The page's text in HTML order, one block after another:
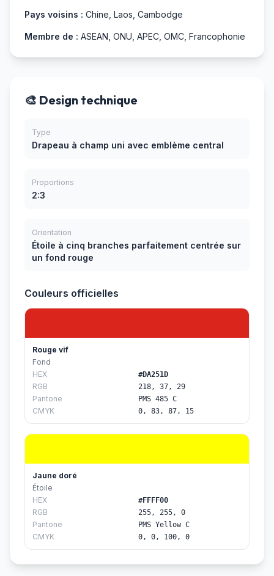
Pays voisins : Chine, Laos, Cambodge
Membre de : ASEAN, ONU, APEC, OMC, Francophonie
🎨 Design technique
Type
Drapeau à champ uni avec emblème central
Proportions
2:3
Orientation
Étoile à cinq branches parfaitement centrée sur
un fond rouge
Couleurs officielles
Rouge vif
Fond
HEX
#DA251D
RGB 218, 37, 29
Pantone PMS 485 C
CMYK 0, 83, 87, 15
Jaune doré
Étoile
HEX
#FFFF00
RGB 255, 255, 0
Pantone PMS Yellow C
CMYK 0, 0, 100, 0